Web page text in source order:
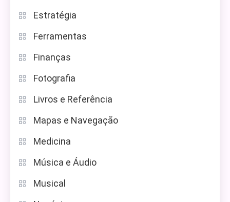
Estratégia
Ferramentas
Finanças
Fotografia
Livros e Referência
Mapas e Navegação
Medicina
Música e Áudio
Musical